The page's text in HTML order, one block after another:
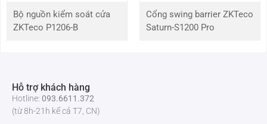
Nút bấm mở cửa ZKTeco EX-800
Bộ nguồn kiểm soát cửa
ZKTeco P1206-B
Cổng swing barrier ZKTeco
Saturn-S1200 Pro
Hỗ trợ khách hàng
Hotline: 093.6611.372
(từ 8h-21h kể cả T7, CN)